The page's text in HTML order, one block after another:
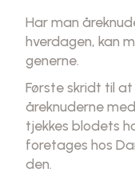
Har man
hverdagen, kan
generne.
Første skridt til
åreknuderne
tjekkes blodets
foretages hos
den.